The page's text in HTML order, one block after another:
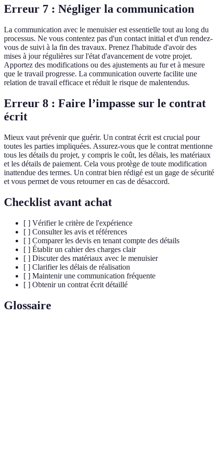
Erreur 7 : Négliger la communication
La communication avec le menuisier est essentielle tout au long du
processus. Ne vous contentez pas d'un contact initial et d'un rendez-
vous de suivi à la fin des travaux. Prenez l'habitude d'avoir des
mises à jour régulières sur l'état d'avancement de votre projet.
Apportez des modifications ou des ajustements au fur et à mesure
que le travail progresse. La communication ouverte facilite une
relation de travail efficace et réduit le risque de malentendus.
Erreur 8 : Faire l’impasse sur le contrat
écrit
Mieux vaut prévenir que guérir. Un contrat écrit est crucial pour
toutes les parties impliquées. Assurez-vous que le contrat mentionne
tous les détails du projet, y compris le coût, les délais, les matériaux
et les détails de paiement. Cela vous protège de toute modification
inattendue des termes. Un contrat bien rédigé est un gage de sécurité
et vous permet de vous retourner en cas de désaccord.
Checklist avant achat
[ ] Vérifier le critère de l'expérience
[ ] Consulter les avis et références
[ ] Comparer les devis en tenant compte des détails
[ ] Établir un cahier des charges clair
[ ] Discuter des matériaux avec le menuisier
[ ] Clarifier les délais de réalisation
[ ] Maintenir une communication fréquente
[ ] Obtenir un contrat écrit détaillé
Glossaire